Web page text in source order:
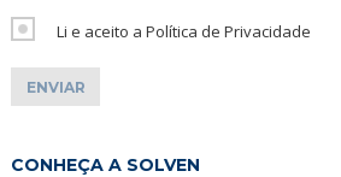
Li e aceito a Política de Privacidade
CONHEÇA A SOLVEN